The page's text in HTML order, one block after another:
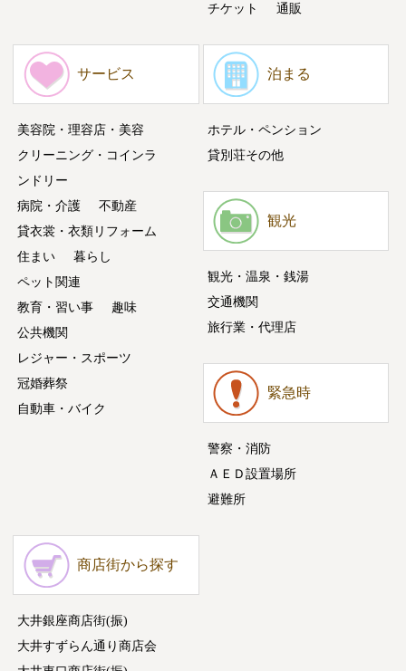
チケット
通販
サービス
美容院・理容店・美容
クリーニング・コインラ
ンドリー
病院・介護
不動産
貸衣裳・衣類リフォーム
住まい
暮らし
ペット関連
教育・習い事
趣味
公共機関
レジャー・スポーツ
冠婚葬祭
自動車・バイク
泊まる
ホテル・ペンション
貸別荘その他
観光
観光・温泉・銭湯
交通機関
旅行業・代理店
緊急時
警察・消防
ＡＥＤ設置場所
避難所
商店街から探す
大井銀座商店街(振)
大井すずらん通り商店会